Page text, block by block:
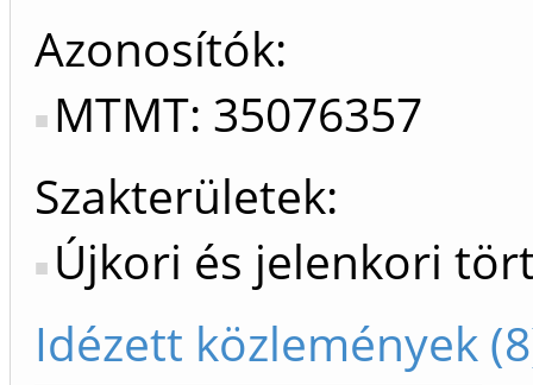
Azonosítók
MTMT: 35076357
Szakterületek:
Újkori és jelenkori
Idézett közlemények